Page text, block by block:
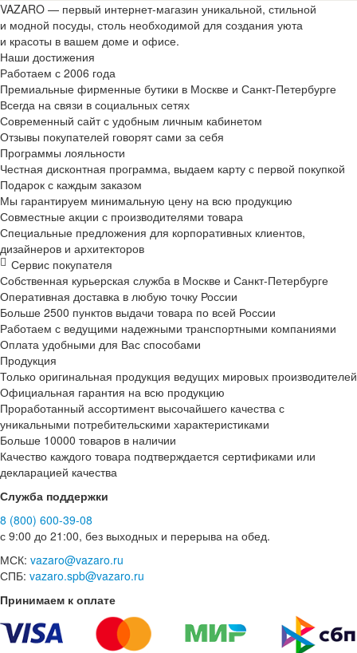
VAZARO — первый интернет-магазин уникальной, стильной
и модной посуды, столь необходимой для создания уюта
и красоты в вашем доме и офисе.
Наши достижения
Работаем с 2006 года
Премиальные фирменные бутики в Москве и Санкт-Петербурге
Всегда на связи в социальных сетях
Современный сайт с удобным личным кабинетом
Отзывы покупателей говорят сами за себя
Программы лояльности
Честная дисконтная программа, выдаем карту с первой покупкой
Подарок с каждым заказом
Мы гарантируем минимальную цену на всю продукцию
Совместные акции с производителями товара
Специальные предложения для корпоративных клиентов,
дизайнеров и архитекторов
Сервис покупателя
Собственная курьерская служба в Москве и Санкт-Петербурге
Оперативная доставка в любую точку России
Больше 2500 пунктов выдачи товара по всей России
Работаем с ведущими надежными транспортными компаниями
Оплата удобными для Вас способами
Продукция
Только оригинальная продукция ведущих мировых производителей
Официальная гарантия на всю продукцию
Проработанный ассортимент высочайшего качества с
уникальными потребительскими характеристиками
Больше 10000 товаров в наличии
Качество каждого товара подтверждается сертификами или
декларацией качества
Служба поддержки
8 (800) 600-39-08
с 9:00 до 21:00, без выходных и перерыва на обед.
МСК: vazaro@vazaro.ru
СПБ: vazaro.spb@vazaro.ru
Принимаем к оплате